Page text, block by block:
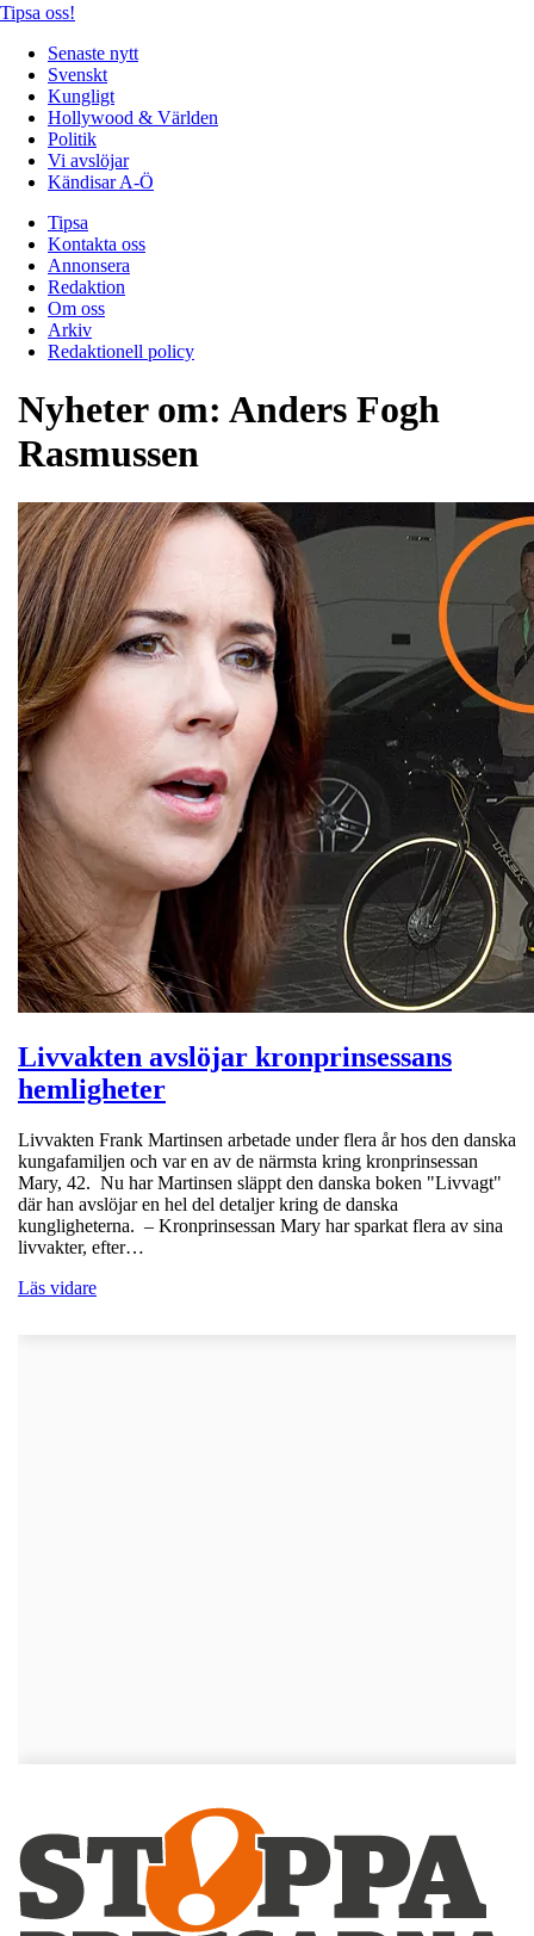
Tipsa oss!
Senaste nytt
Svenskt
Kungligt
Hollywood & Världen
Politik
Vi avslöjar
Kändisar A-Ö
Tipsa
Kontakta oss
Annonsera
Redaktion
Om oss
Arkiv
Redaktionell policy
Nyheter om: Anders Fogh
Rasmussen
Livvakten avslöjar kronprinsessans
hemligheter
Livvakten Frank Martinsen arbetade under flera år hos den danska
kungafamiljen och var en av de närmsta kring kronprinsessan
Mary, 42. Nu har Martinsen släppt den danska boken "Livvagt"
där han avslöjar en hel del detaljer kring de danska
kungligheterna. – Kronprinsessan Mary har sparkat flera av sina
livvakter, efter…
Läs vidare